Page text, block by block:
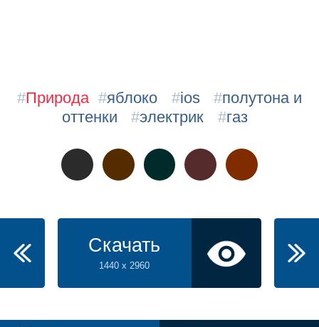
#Природа #яблоко #ios #полутона и
оттенки
#электрик #газ
Скачать
1440 x 2960